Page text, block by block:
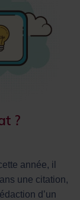
?
année, il
une citation,
d’un